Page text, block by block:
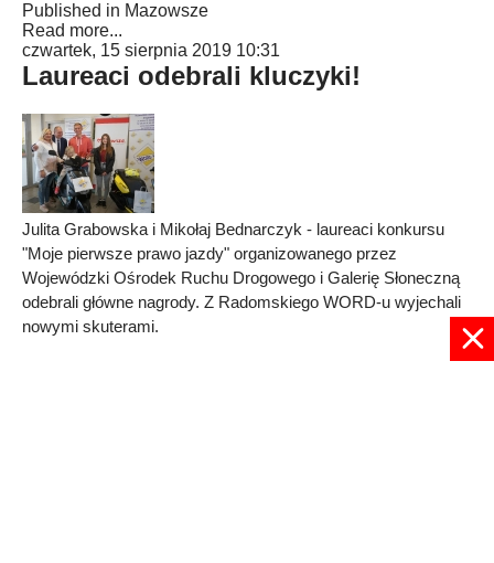
Published in Mazowsze
Read more...
czwartek, 15 sierpnia 2019 10:31
Laureaci odebrali kluczyki!
Julita Grabowska i Mikołaj Bednarczyk - laureaci konkursu
"Moje pierwsze prawo jazdy" organizowanego przez
Wojewódzki Ośrodek Ruchu Drogowego i Galerię Słoneczną
odebrali główne nagrody. Z Radomskiego WORD-u wyjechali
nowymi skuterami.